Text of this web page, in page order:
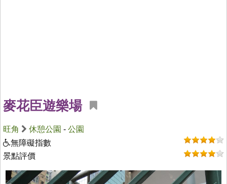
麥花臣遊樂場
旺角 休憩公園 - 公園
無障礙指數
景點評價